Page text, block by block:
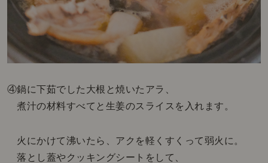
④鍋に下茹でした大根と焼いたアラ、
煮汁の材料すべてと生姜のスライスを入れます。
火にかけて沸いたら、アクを軽くすくって弱火に。
落とし蓋やクッキングシートをして、